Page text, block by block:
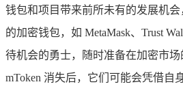
钱包和项目带来前所未有的发展机
的加密钱包，如 MetaMask、Trust
待机会的勇士，随时准备在加密市
mToken 消失后，它们可能会凭借自